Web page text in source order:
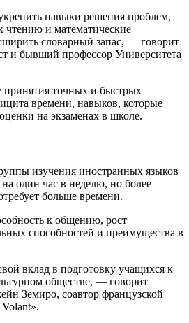
навыки решения проблем,
чтению и математические
словарный запас, — говорит
и бывший профессор Университета
принятия точных и быстрых
времени, навыков, которые
на экзаменах в школе.
изучения иностранных языков
на один час в неделю, но более
больше времени.
к общению, рост
способностей и преимущества в
вклад в подготовку учащихся к
обществе, — говорит
Земиро, соавтор французской